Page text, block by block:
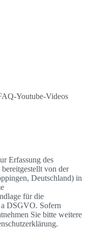
Youtube-Videos
Erfassung des
von der
Deutschland) in
für die
DSGVO. Sofern
Sie bitte weitere